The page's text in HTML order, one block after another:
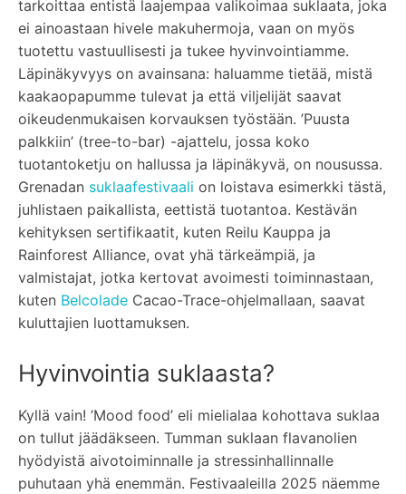
tarkoittaa entistä laajempaa valikoimaa suklaata, joka
ei ainoastaan hivele makuhermoja, vaan on myös
tuotettu vastuullisesti ja tukee hyvinvointiamme.
Läpinäkyvyys on avainsana: haluamme tietää, mistä
kaakaopapumme tulevat ja että viljelijät saavat
oikeudenmukaisen korvauksen työstään. ’Puusta
palkkiin’ (tree-to-bar) -ajattelu, jossa koko
tuotantoketju on hallussa ja läpinäkyvä, on nousussa.
Grenadan suklaafestivaali on loistava esimerkki tästä,
juhlistaen paikallista, eettistä tuotantoa. Kestävän
kehityksen sertifikaatit, kuten Reilu Kauppa ja
Rainforest Alliance, ovat yhä tärkeämpiä, ja
valmistajat, jotka kertovat avoimesti toiminnastaan,
kuten Belcolade Cacao-Trace-ohjelmallaan, saavat
kuluttajien luottamuksen.
Hyvinvointia suklaasta?
Kyllä vain! ’Mood food’ eli mielialaa kohottava suklaa
on tullut jäädäkseen. Tumman suklaan flavanolien
hyödyistä aivotoiminnalle ja stressinhallinnalle
puhutaan yhä enemmän. Festivaaleilla 2025 näemme